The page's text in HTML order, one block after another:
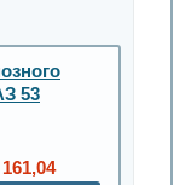
53
161,04